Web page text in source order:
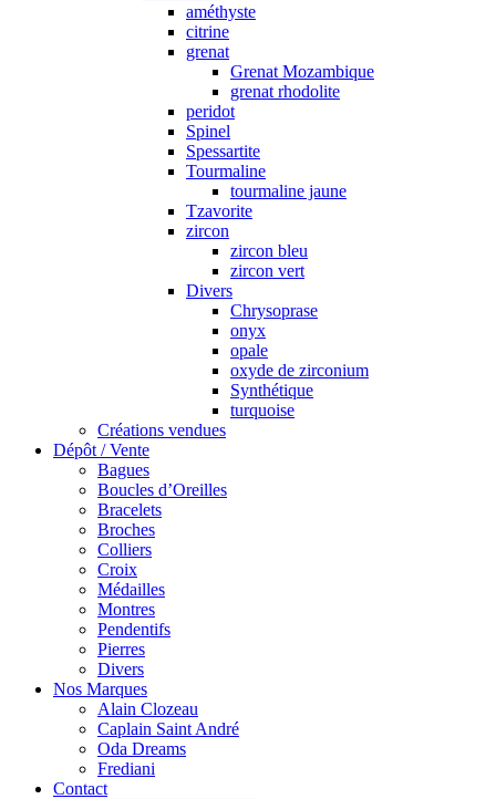
améthyste
citrine
grenat
Grenat Mozambique
grenat rhodolite
peridot
Spinel
Spessartite
Tourmaline
tourmaline jaune
Tzavorite
zircon
zircon bleu
zircon vert
Divers
Chrysoprase
onyx
opale
oxyde de zirconium
Synthétique
turquoise
Créations vendues
Dépôt / Vente
Bagues
Boucles d’Oreilles
Bracelets
Broches
Colliers
Croix
Médailles
Montres
Pendentifs
Pierres
Divers
Nos Marques
Alain Clozeau
Caplain Saint André
Oda Dreams
Frediani
Contact